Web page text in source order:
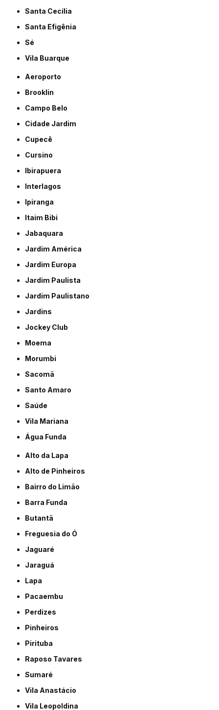
Santa Cecília
Santa Efigênia
Sé
Vila Buarque
Aeroporto
Brooklin
Campo Belo
Cidade Jardim
Cupecê
Cursino
Ibirapuera
Interlagos
Ipiranga
Itaim Bibi
Jabaquara
Jardim América
Jardim Europa
Jardim Paulista
Jardim Paulistano
Jardins
Jockey Club
Moema
Morumbi
Sacomã
Santo Amaro
Saúde
Vila Mariana
Água Funda
Alto da Lapa
Alto de Pinheiros
Bairro do Limão
Barra Funda
Butantã
Freguesia do Ó
Jaguaré
Jaraguá
Lapa
Pacaembu
Perdizes
Pinheiros
Pirituba
Raposo Tavares
Sumaré
Vila Anastácio
Vila Leopoldina